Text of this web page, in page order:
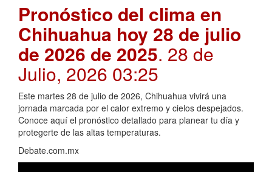
Pronóstico del clima en
Chihuahua hoy 28 de julio
de 2026 de 2025. 28 de
Julio, 2026 03:25
Este martes 28 de julio de 2026, Chihuahua vivirá una
jornada marcada por el calor extremo y cielos despejados.
Conoce aquí el pronóstico detallado para planear tu día y
protegerte de las altas temperaturas.
Debate.com.mx